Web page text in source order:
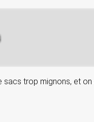
trop mignons, et